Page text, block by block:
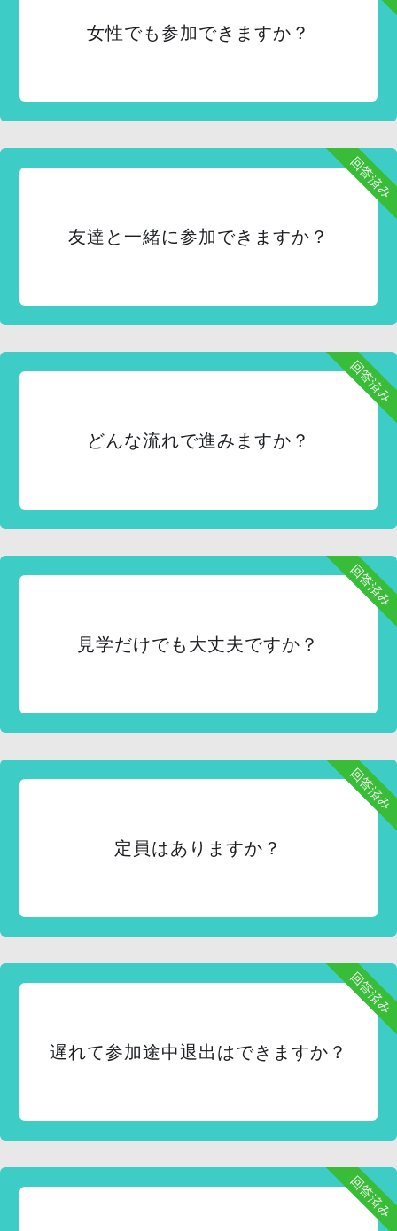
女性でも参加できますか？
回答済み
友達と一緒に参加できますか？
回答済み
どんな流れで進みますか？
回答済み
見学だけでも大丈夫ですか？
回答済み
定員はありますか？
回答済み
遅れて参加途中退出はできますか？
回答済み